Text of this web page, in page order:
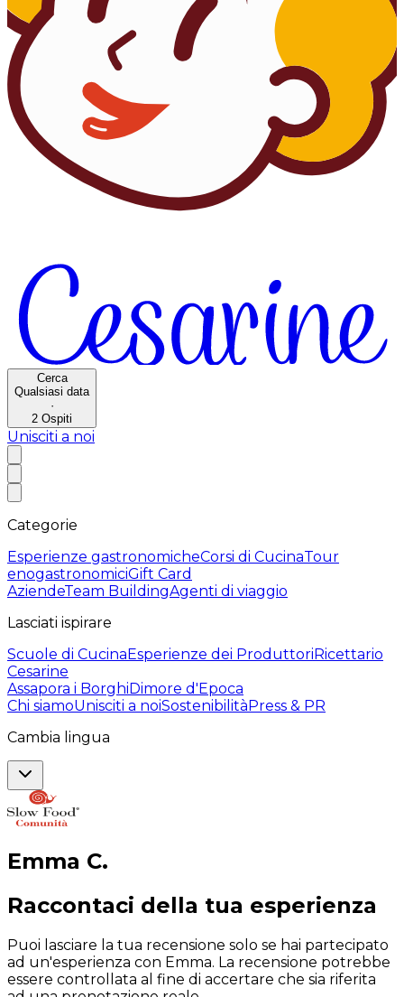
Cerca
Qualsiasi data
·
2 Ospiti
Unisciti a noi
Categorie
Esperienze gastronomicheCorsi di CucinaTour
enogastronomiciGift Card
AziendeTeam BuildingAgenti di viaggio
Lasciati ispirare
Scuole di CucinaEsperienze dei ProduttoriRicettario
Cesarine
Assapora i BorghiDimore d'Epoca
Chi siamoUnisciti a noiSostenibilitàPress & PR
Cambia lingua
Emma C.
Raccontaci della tua esperienza
Puoi lasciare la tua recensione solo se hai partecipato
ad un'esperienza con Emma. La recensione potrebbe
essere controllata al fine di accertare che sia riferita